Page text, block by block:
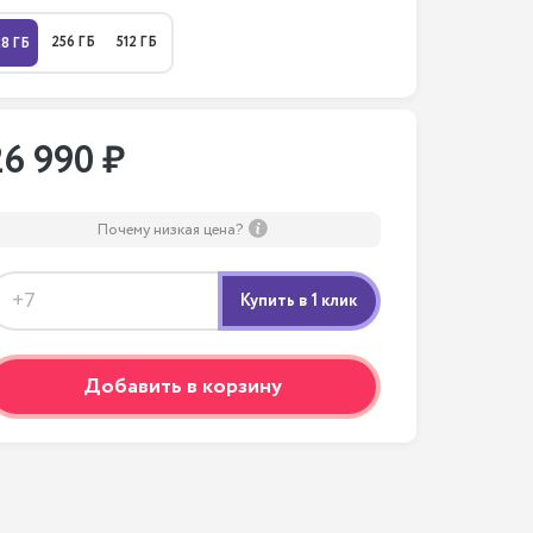
ГБ 256 ГБ 512 ГБ
990 ₽
Почему низкая цена?
Добавить в корзину